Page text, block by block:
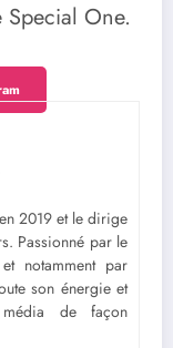
One.
2019 et le dirige
Passionné par le
notamment par
son énergie et
de façon